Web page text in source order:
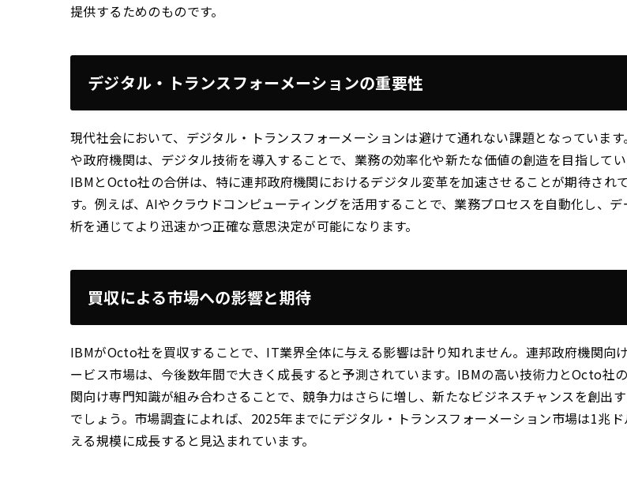
提供するためのものです。
デジタル・トランスフォーメーションの重要性
現代社会において、デジタル・トランスフォーメーションは避けて通れない課題となっていま
や政府機関は、デジタル技術を導入することで、業務の効率化や新たな価値の創造を目指してい
IBMとOcto社の合併は、特に連邦政府機関におけるデジタル変革を加速させることが期待され
す。例えば、AIやクラウドコンピューティングを活用することで、業務プロセスを自動化し、デ
析を通じてより迅速かつ正確な意思決定が可能になります。
買収による市場への影響と期待
IBMがOcto社を買収することで、IT業界全体に与える影響は計り知れません。連邦政府機関向
ービス市場は、今後数年間で大きく成長すると予測されています。IBMの高い技術力とOcto社
関向け専門知識が組み合わさることで、競争力はさらに増し、新たなビジネスチャンスを創出
でしょう。市場調査によれば、2025年までにデジタル・トランスフォーメーション市場は1兆
える規模に成長すると見込まれています。